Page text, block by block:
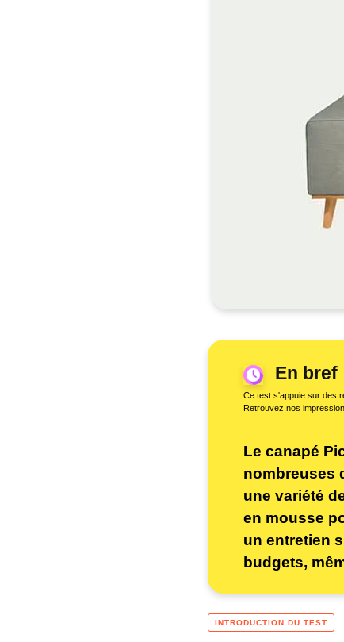
En bref
Ce test s'appuie sur des
Retrouvez nos
Le canapé
nombreuses
une variété
en mousse
un entretien
budgets,